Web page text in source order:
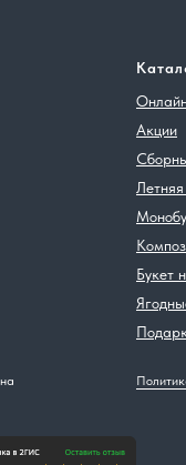
Акции
Букет